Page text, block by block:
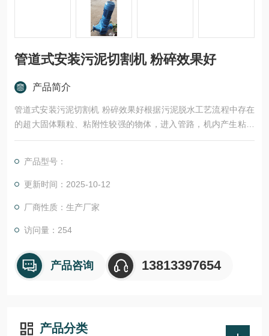
管道式安装污泥切割机 粉碎效果好
产品简介
管道式安装污泥切割机 粉碎效果好根据污泥脱水工艺流程中存在
的超大固体颗粒、粘附性较强的物体，进入管路，机内产生粘阻
等现象，研制开发的配套设备，是卧式螺旋卸料离心机的配套产
产品型号：
更新时间：2025-10-12
厂商性质：生产厂家
访问量：254
产品咨询 13813397654
产品分类